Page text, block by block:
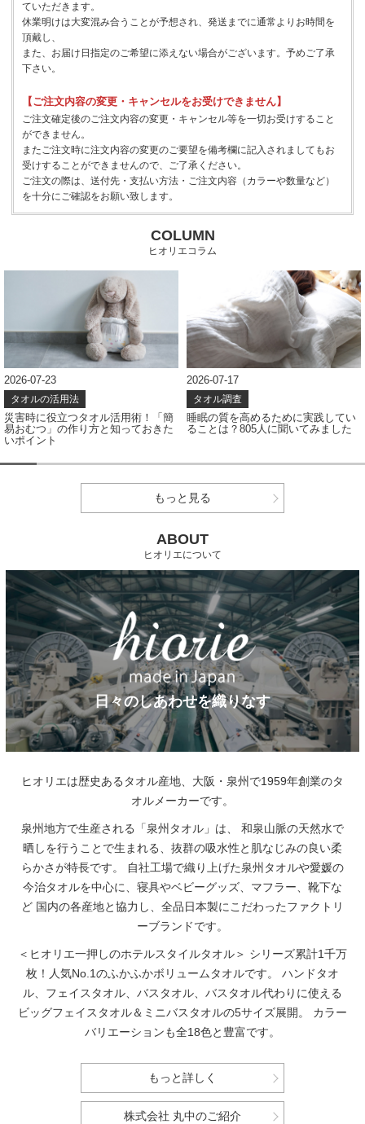
ていただきます。
休業明けは大変混み合うことが予想され、発送までに通常よりお時間を
頂戴し、
また、お届け日指定のご希望に添えない場合がございます。予めご了承
下さい。
【ご注文内容の変更・キャンセルをお受けできません】
ご注文確定後のご注文内容の変更・キャンセル等を一切お受けすること
ができません。
またご注文時に注文内容の変更のご要望を備考欄に記入されましてもお
受けすることができませんので、ご了承ください。
ご注文の際は、送付先・支払い方法・ご注文内容（カラーや数量など）
を十分にご確認をお願い致します。
COLUMN
ヒオリエコラム
2026-07-23
タオルの活用法
災害時に役立つタオル活用術！「簡
易おむつ」の作り方と知っておきた
いポイント
2026-07-17
タオル調査
睡眠の質を高めるために実践してい
ることは？805人に聞いてみました
もっと見る
ABOUT
ヒオリエについて
日々のしあわせを織りなす
ヒオリエは歴史あるタオル産地、大阪・泉州で1959年創業のタ
オルメーカーです。
泉州地方で生産される「泉州タオル」は、
和泉山脈の天然水で
晒しを行うことで生まれる、抜群の吸水性と肌なじみの良い柔
らかさが特長です。
自社工場で織り上げた泉州タオルや愛媛の
今治タオルを中心に、寝具やベビーグッズ、マフラー、靴下な
ど 国内の各産地と協力し、全品日本製にこだわったファクトリ
ーブランドです。
＜ヒオリエ一押しのホテルスタイルタオル＞ シリーズ累計1千万
枚！人気No.1のふかふかボリュームタオルです。
ハンドタオ
ル、フェイスタオル、バスタオル、バスタオル代わりに使える
ビッグフェイスタオル＆ミニバスタオルの5サイズ展開。
カラー
バリエーションも全18色と豊富です。
もっと詳しく
株式会社 丸中のご紹介